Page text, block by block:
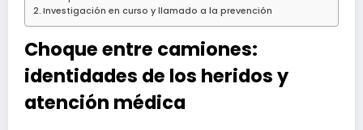
Investigación en curso y llamado a la prevención
Choque entre camiones:
identidades de los heridos y
atención médica